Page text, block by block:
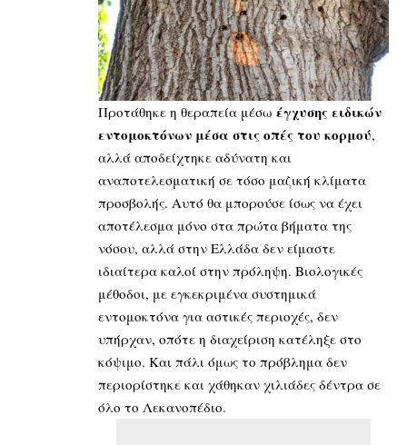
Προτάθηκε η θεραπεία μέσω έγχυσης ειδικών
εντομοκτόνων μέσα στις οπές του κορμού,
αλλά αποδείχτηκε αδύνατη και
αναποτελεσματική σε τόσο μαζική κλίματα
προσβολής. Αυτό θα μπορούσε ίσως να έχει
αποτέλεσμα μόνο στα πρώτα βήματα της
νόσου, αλλά στην Ελλάδα δεν είμαστε
ιδιαίτερα καλοί στην πρόληψη. Βιολογικές
μέθοδοι, με εγκεκριμένα συστημικά
εντομοκτόνα για αστικές περιοχές, δεν
υπήρχαν, οπότε η διαχείριση κατέληξε στο
κόψιμο. Και πάλι όμως το πρόβλημα δεν
περιορίστηκε και χάθηκαν χιλιάδες δέντρα σε
όλο το Λεκανοπέδιο.